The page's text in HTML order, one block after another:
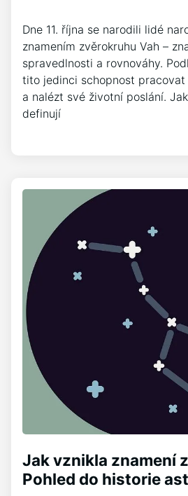
Dne 11. října se narodili lidé
znamením zvěrokruhu Vah –
spravedlnosti a rovnováhy.
tito jedinci schopnost
a nalézt své životní poslání.
definují
Jak vznikla znamení
Pohled do historie